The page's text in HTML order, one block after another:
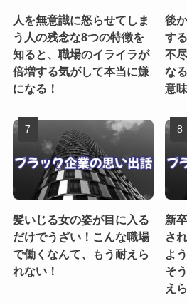
人を無意識に怒らせてしま
う人の残念な8つの特徴を
知ると、職場のイライラが
倍増する気がして本当に嫌
になる！
後
す
不
な
意
髪いじる女の姿が目に入る
だけでうざい！こんな職場
で働くなんて、もう耐えら
れない！
新
さ
よ
そ
え